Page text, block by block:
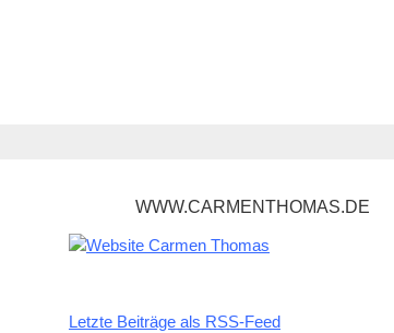
WWW.CARMENTHOMAS.DE
Letzte Beiträge als RSS-Feed